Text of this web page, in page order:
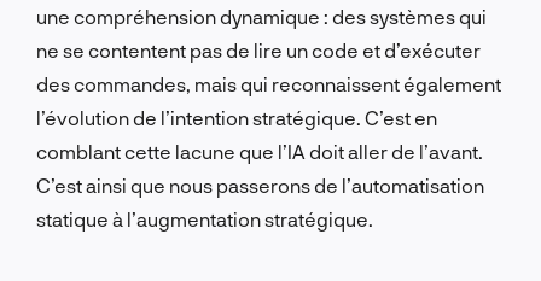
une compréhension dynamique : des systèmes qui
ne se contentent pas de lire un code et d’exécuter
des commandes, mais qui reconnaissent également
l’évolution de l’intention stratégique. C’est en
comblant cette lacune que l’IA doit aller de l’avant.
C’est ainsi que nous passerons de l’automatisation
statique à l’augmentation stratégique.